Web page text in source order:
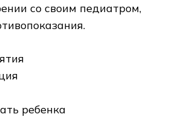
со своим педиатром,
ребенка